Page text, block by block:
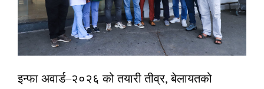
इन्फा अवार्ड–२०२६ को तयारी तीव्र, बेलायतको